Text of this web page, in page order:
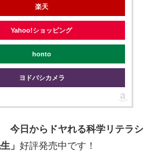
楽天
Yahoo!ショッピング
honto
ヨドバシカメラ
今日からドヤれる科学リテラシ
」 好評発売中です！